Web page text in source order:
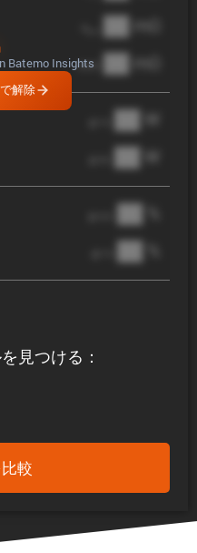
見つける：
較
██ mΩ
DCIR ██ mΩ
██ W
██ W
██ %
██ %
Batemo Insights
解除